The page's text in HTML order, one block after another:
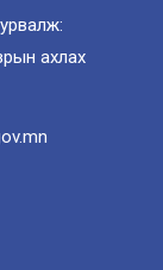
ахлах